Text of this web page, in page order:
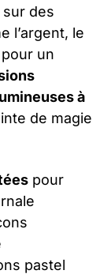
des
l’argent, le
un
à
de magie
pour
pastel